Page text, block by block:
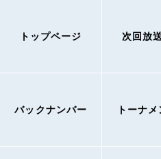
トップページ 次回放
バックナンバー トーナ